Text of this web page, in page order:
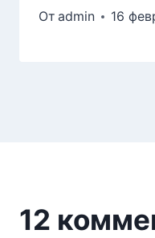
От admin 16
12